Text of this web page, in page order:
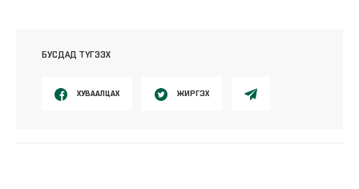
БУСДАД ТҮГЭЭХ
ХУВААЛЦАХ ЖИРГЭХ